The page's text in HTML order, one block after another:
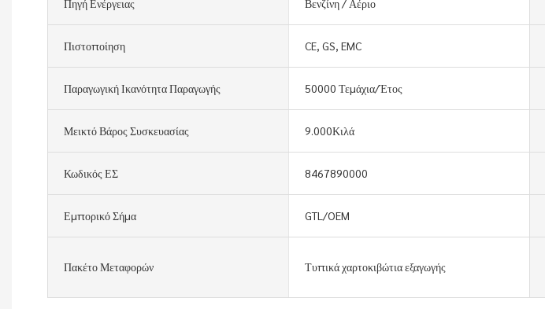
Πηγή Ενέργειας Βενζίνη / Αέριο
Πιστοποίηση CE, GS, EMC
Παραγωγική Ικανότητα Παραγωγής 50000 Τεμάχια/Έτος
Μεικτό Βάρος Συσκευασίας 9.000Κιλά
Κωδικός ΕΣ 8467890000
Εμπορικό Σήμα GTL/OEM
Πακέτο Μεταφορών Τυπικά χαρτοκιβώτια εξαγωγής